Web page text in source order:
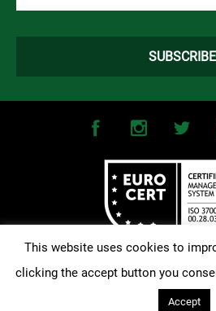
©2026OMONOIA FC. All Rights
| Designed and
This website uses cookies to
clicking the accept button you
Accept